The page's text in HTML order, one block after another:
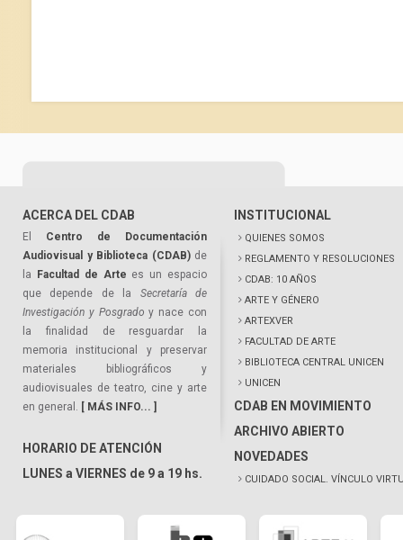
ACERCA DEL CDAB
El Centro de Documentación
Audiovisual y Biblioteca (CDAB)de
la
Facultad de Arte es un espacio
que depende de la Secretaría de
Investigación y Posgrado y nace con
la finalidad de resguardar la
memoria institucional y preservar
materiales bibliográficos y
audiovisuales de teatro, cine y arte
en general. [ MÁS INFO... ]
HORARIO DE ATENCIÓN
LUNES a VIERNES de 9 a 19 hs.
INSTITUCIONAL
QUIENES SOMOS
REGLAMENTO Y RESOLUCIONES
CDAB: 10 AÑOS
ARTE Y GÉNERO
ARTEXVER
FACULTAD DE ARTE
BIBLIOTECA CENTRAL UNICEN
UNICEN
CDAB EN MOVIMIENTO
ARCHIVO ABIERTO
NOVEDADES
CUIDADO SOCIAL. VÍNCULO